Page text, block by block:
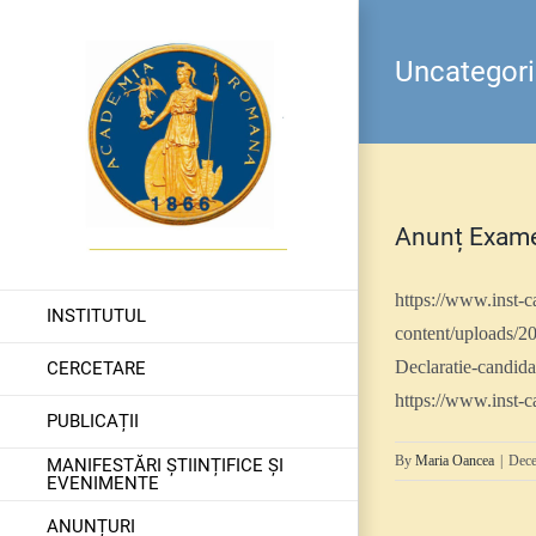
INSTITUTUL
CERCETARE
PUBLICAȚII
MANIFESTĂRI ȘTIINȚIFICE ȘI
EVENIMENTE
ANUNȚURI
Anunț
https://www.inst-
content/uploads/
Declaratie-
https://www.inst-
By Maria Oancea